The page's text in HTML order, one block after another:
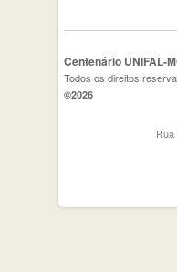
Centenário UNIFAL-
Todos os direitos
©2026